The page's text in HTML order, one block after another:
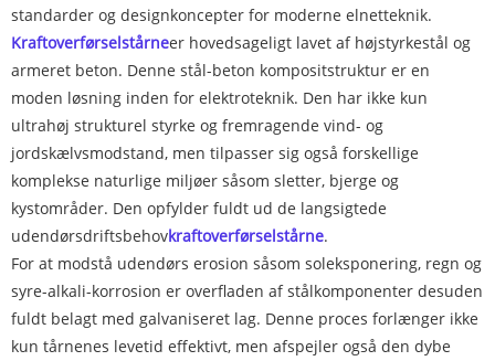
standarder og designkoncepter for moderne elnetteknik.
Kraftoverførselstårneer hovedsageligt lavet af højstyrkestål og
armeret beton. Denne stål-beton kompositstruktur er en
moden løsning inden for elektroteknik. Den har ikke kun
ultrahøj strukturel styrke og fremragende vind- og
jordskælvsmodstand, men tilpasser sig også forskellige
komplekse naturlige miljøer såsom sletter, bjerge og
kystområder. Den opfylder fuldt ud de langsigtede
udendørsdriftsbehovkraftoverførselstårne.
For at modstå udendørs erosion såsom soleksponering, regn og
syre-alkali-korrosion er overfladen af ​​stålkomponenter desuden
fuldt belagt med galvaniseret lag. Denne proces forlænger ikke
kun tårnenes levetid effektivt, men afspejler også den dybe